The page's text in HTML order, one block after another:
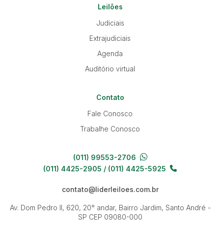
Leilões
Judiciais
Extrajudiciais
Agenda
Auditório virtual
Contato
Fale Conosco
Trabalhe Conosco
(011) 99553-2706
(011) 4425-2905 / (011) 4425-5925
contato@liderleiloes.com.br
Av. Dom Pedro II, 620, 20° andar, Bairro Jardim, Santo André -
SP CEP 09080-000